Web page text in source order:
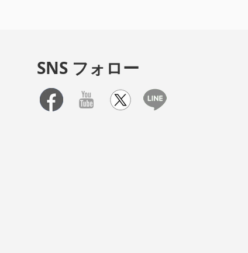
SNS フォロー